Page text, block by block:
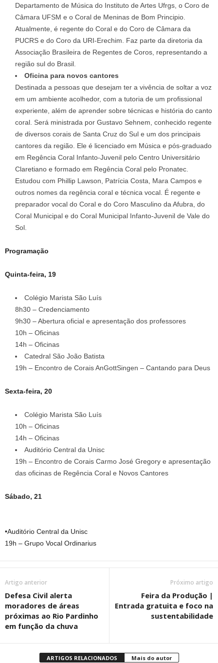
Departamento de Música do Instituto de Artes Ufrgs, o Coro de
Câmara UFSM e o Coral de Meninas de Bom Principio.
Atualmente, é regente do Coral e do Coro de Câmara da
PUCRS e do Coro da URI-Erechim. Faz parte da diretoria da
Associação Brasileira de Regentes de Coros, representando a
região sul do Brasil.
Oficina para novos cantores
Destinada a pessoas que desejam ter a vivência de soltar a voz
em um ambiente acolhedor, com a tutoria de um profissional
experiente, além de aprender sobre técnicas e história do canto
coral. Será ministrada por Gustavo Sehnem, conhecido regente
de diversos corais de Santa Cruz do Sul e um dos principais
cantores da região. Ele é licenciado em Música e pós-graduado
em Regência Coral Infanto-Juvenil pelo Centro Universitário
Claretiano e formado em Regência Coral pelo Pronatec.
Estudou com Phillip Lawson, Patrícia Costa, Mara Campos e
outros nomes da regência coral e técnica vocal. É regente e
preparador vocal do Coral e do Coro Masculino da Afubra, do
Coral Municipal e do Coral Municipal Infanto-Juvenil de Vale do
Sol.
Programação
Quinta-feira, 19
Colégio Marista São Luís
8h30 – Credenciamento
9h30 – Abertura oficial e apresentação dos professores
10h – Oficinas
14h – Oficinas
Catedral São João Batista
19h – Encontro de Corais AnGottSingen – Cantando para Deus
Sexta-feira, 20
Colégio Marista São Luís
10h – Oficinas
14h – Oficinas
Auditório Central da Unisc
19h – Encontro de Corais Carmo José Gregory e apresentação
das oficinas de Regência Coral e Novos Cantores
Sábado, 21
•Auditório Central da Unisc
19h – Grupo Vocal Ordinarius
Artigo anterior
Defesa Civil alerta
moradores de áreas
próximas ao Rio Pardinho
em função da chuva
Próximo artigo
Feira da Produção |
Entrada gratuita e foco na
sustentabilidade
ARTIGOS RELACIONADOS Mais do autor